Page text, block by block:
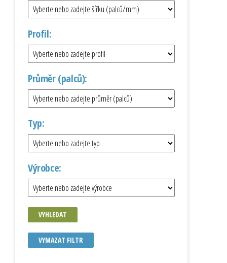
Profil:
Průměr (palců):
Typ:
Výrobce:
VYHLEDAT
VYMAZAT FILTR